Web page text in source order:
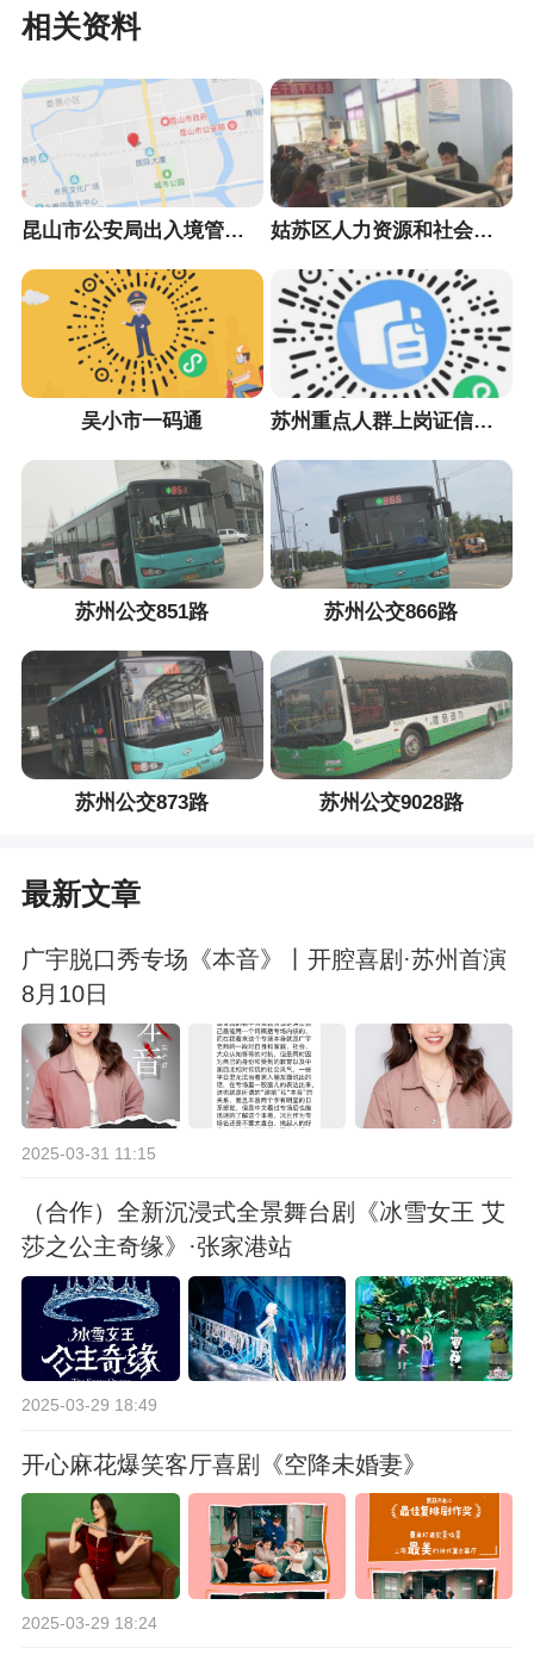
相关资料
昆山市公安局出入境管理大队 姑苏区人力资源和社会保障局
吴小市一码通 苏州重点人群上岗证信息采集小程序
苏州公交851路 苏州公交866路
苏州公交873路 苏州公交9028路
最新文章
广宇脱口秀专场《本音》丨开腔喜剧·苏州首演
8月10日
2025-03-31 11:15
（合作）全新沉浸式全景舞台剧《冰雪女王 艾
莎之公主奇缘》·张家港站
2025-03-29 18:49
开心麻花爆笑客厅喜剧《空降未婚妻》
2025-03-29 18:24